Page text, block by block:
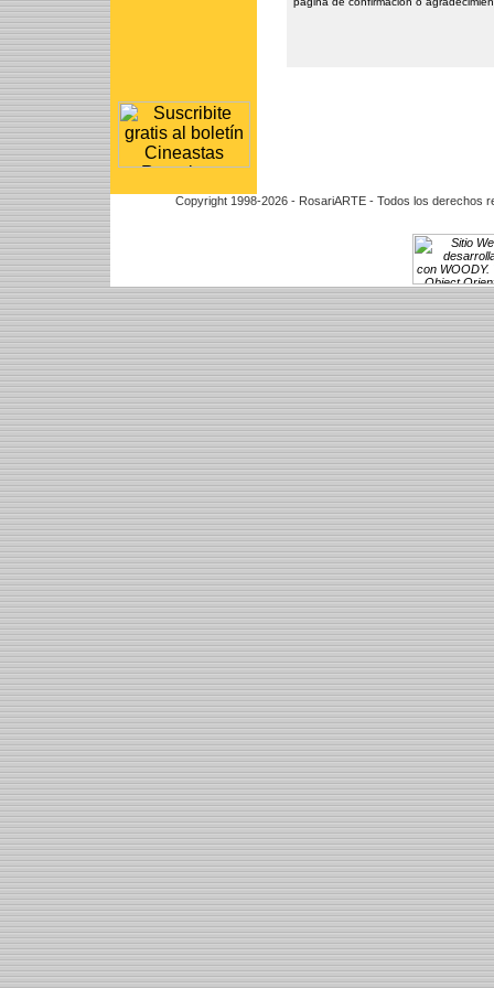
Copyright 1998-2026 - RosariARTE - Todos los derechos